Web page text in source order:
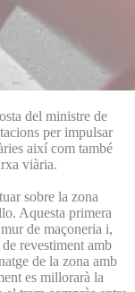
del ministre de
per impulsar
així com també
viària.
sobre la zona
Aquesta primera
de maçoneria i,
revestiment amb
de la zona amb
es millorarà la